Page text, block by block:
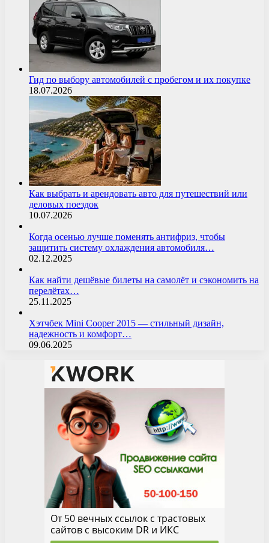
Гид по выбору автомобилей с пробегом и их покупке
18.07.2026
Как выбрать и арендовать авто для путешествий или
деловых поездок
10.07.2026
Когда осенью лучше поменять антифриз, чтобы
защитить систему охлаждения автомобиля…
02.12.2025
Как найти дешёвые билеты на самолёт и сэкономить на
перелётах…
25.11.2025
Хэтчбек Mini Cooper 2015 — стильный дизайн,
надежность и комфорт…
09.06.2025